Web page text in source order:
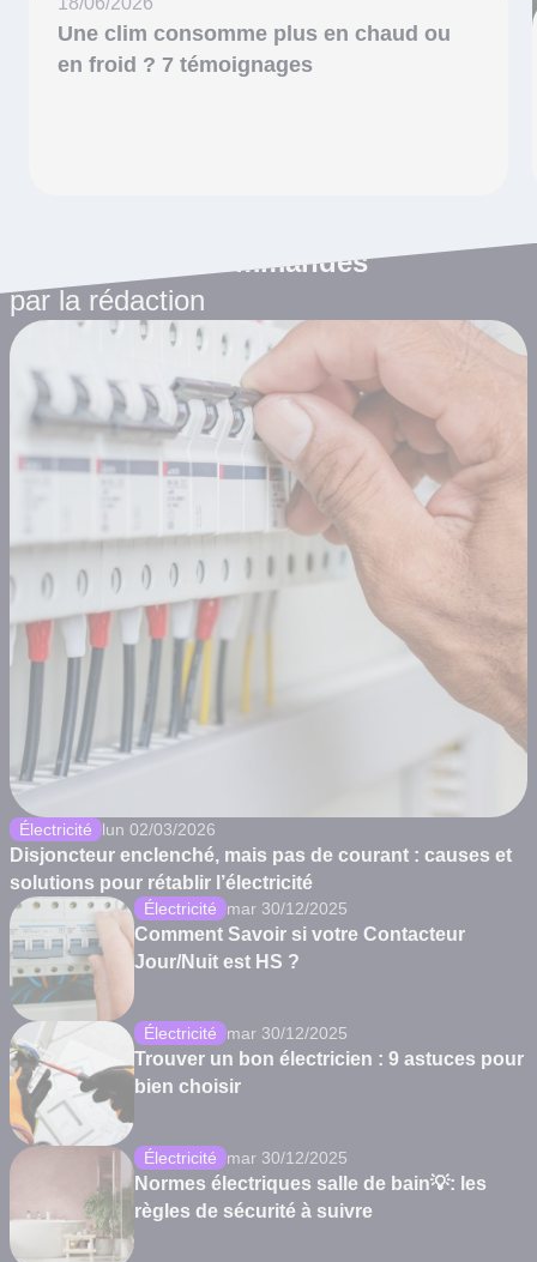
Une clim consomme plus en chaud ou
en froid ? 7 témoignages
Les articles recommandés
par la rédaction
Électricité lun 02/03/2026
Disjoncteur enclenché, mais pas de courant : causes et
solutions pour rétablir l’électricité
Électricité mar 30/12/2025
Comment Savoir si votre Contacteur
Jour/Nuit est HS ?
Électricité mar 30/12/2025
Trouver un bon électricien : 9 astuces pour
bien choisir
Électricité mar 30/12/2025
Normes électriques salle de bain💡: les
règles de sécurité à suivre